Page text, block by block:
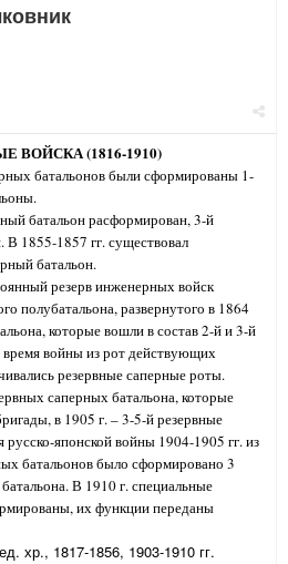
(1816-1910)
батальонов были сформированы 1-
батальон расформирован, 3-й
В 1855-1857 гг. существовал
батальон.
резерв инженерных войск
полубатальона, развернутого в 1864
которые вошли в состав 2-й и 3-й
войны из рот действующих
резервные саперные роты.
саперных батальона, которые
в 1905 г. – 3-5-й резервные
японской войны 1904-1905 гг. из
батальонов было сформировано 3
В 1910 г. специальные
их функции переданы
хр., 1817-1856, 1903-1910 гг.